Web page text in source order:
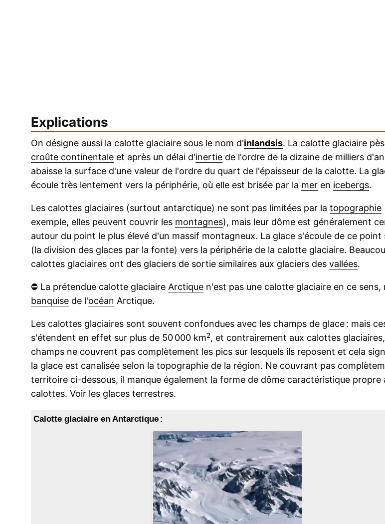
Explications
On désigne aussi la calotte glaciaire sous le nom d'inlandsis. La calotte glaciaire
croûte continentale et après un délai d'inertie de l'ordre de la dizaine de milliers
abaisse la surface d'une valeur de l'ordre du quart de l'épaisseur de la calotte. La
écoule très lentement vers la périphérie, où elle est brisée par la mer en icebergs.
Les calottes glaciaires (surtout antarctique) ne sont pas limitées par la topographie
exemple, elles peuvent couvrir les montagnes), mais leur dôme est généralement
autour du point le plus élevé d'un massif montagneux. La glace s'écoule de ce point
(la division des glaces par la fonte) vers la périphérie de la calotte glaciaire.
calottes glaciaires ont des glaciers de sortie similaires aux glaciers des vallées.
⛔ La prétendue calotte glaciaire Arctique n'est pas une calotte glaciaire en ce sens,
banquise de l'océan Arctique.
Les calottes glaciaires sont souvent confondues avec les champs de glace : mais
s'étendent en effet sur plus de 50 000 km2, et contrairement aux calottes
champs ne couvrent pas complètement les pics sur lesquels ils reposent et cela
la glace est canalisée selon la topographie de la région. Ne couvrant pas
territoire ci-dessous, il manque également la forme de dôme caractéristique propre
calottes. Voir les glaces terrestres.
Calotte glaciaire en Antarctique :